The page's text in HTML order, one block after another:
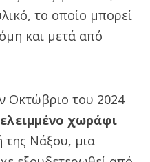
το οποίο μπορεί
και μετά από
Οκτώβριο του 2024
χωράφι
Νάξου, μια